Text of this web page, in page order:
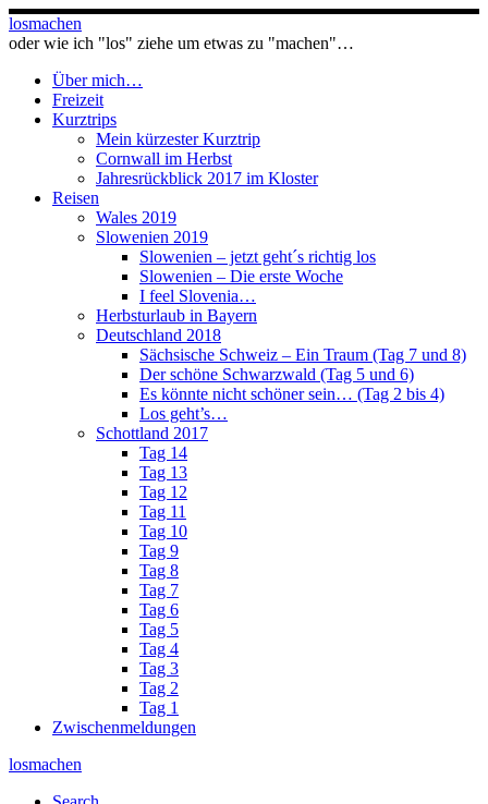
Zum
Inhalt
losmachen
oder wie ich "los" ziehe um etwas zu "machen"…
Über mich…
Freizeit
Kurztrips
Mein kürzester Kurztrip
Cornwall im Herbst
Jahresrückblick 2017 im Kloster
Reisen
Wales 2019
Slowenien 2019
Slowenien – jetzt geht´s richtig los
Slowenien – Die erste Woche
I feel Slovenia…
Herbsturlaub in Bayern
Deutschland 2018
Sächsische Schweiz – Ein Traum (Tag 7 und 8)
Der schöne Schwarzwald (Tag 5 und 6)
Es könnte nicht schöner sein… (Tag 2 bis 4)
Los geht’s…
Schottland 2017
Tag 14
Tag 13
Tag 12
Tag 11
Tag 10
Tag 9
Tag 8
Tag 7
Tag 6
Tag 5
Tag 4
Tag 3
Tag 2
Tag 1
Zwischenmeldungen
losmachen